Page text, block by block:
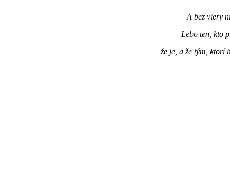
A bez viery
Lebo ten, kto
že je, a že tým, ktorí